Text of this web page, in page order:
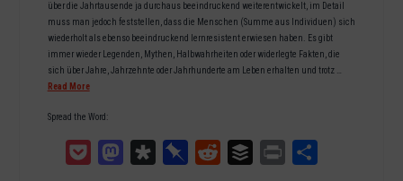
über die Jahrtausende ja durchaus beeindruckend weiterentwickelt, im Detail
muss man jedoch feststellen, dass die Menschen (Summe aus Individuen) sich
wiederholt als ebenso beeindruckend lernresistent erwiesen haben. Es gibt
immer wieder Legenden, Mythen, Halbwahrheiten oder widerlegte Fakten, die
sich über Jahre, Jahrzehnte oder Jahrhunderte am Leben erhalten und trotz …
Read More
Spread the Word:
Pocket MastodonDiasporaPinboardReddit Buffer Print